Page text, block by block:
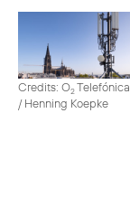
Credits: O2Telefónica
/ Henning Koepke